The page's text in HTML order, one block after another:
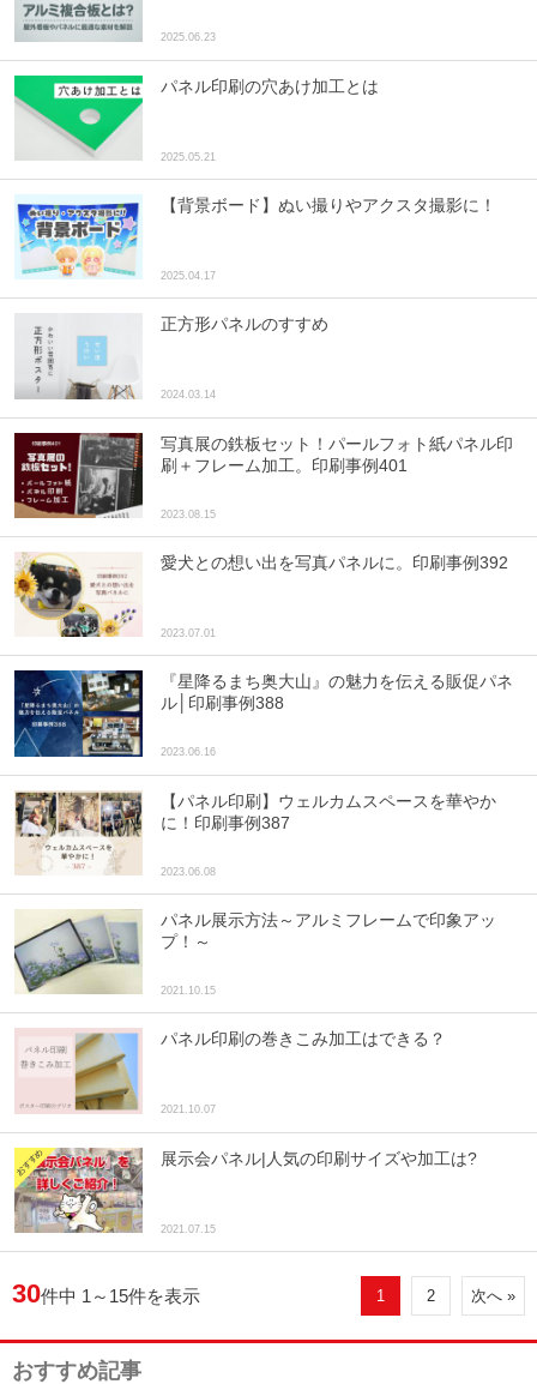
2025.06.23
パネル印刷の穴あけ加工とは
2025.05.21
【背景ボード】ぬい撮りやアクスタ撮影に！
2025.04.17
正方形パネルのすすめ
2024.03.14
写真展の鉄板セット！パールフォト紙パネル印
刷＋フレーム加工。印刷事例401
2023.08.15
愛犬との想い出を写真パネルに。印刷事例392
2023.07.01
『星降るまち奥大山』の魅力を伝える販促パネ
ル│印刷事例388
2023.06.16
【パネル印刷】ウェルカムスペースを華やか
に！印刷事例387
2023.06.08
パネル展示方法～アルミフレームで印象アッ
プ！～
2021.10.15
パネル印刷の巻きこみ加工はできる？
2021.10.07
展示会パネル|人気の印刷サイズや加工は?
2021.07.15
30件中 1～15件を表示 1 2 次へ »
おすすめ記事